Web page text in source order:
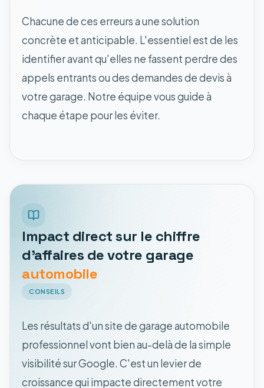
Chacune de ces erreurs a une solution
concrète et anticipable. L'essentiel est de les
identifier avant qu'elles ne fassent perdre des
appels entrants ou des demandes de devis à
votre garage. Notre équipe vous guide à
chaque étape pour les éviter.
Impact direct sur le chiffre
d'affaires de votre garage
automobile
CONSEILS
Les résultats d'un site de garage automobile
professionnel vont bien au-delà de la simple
visibilité sur Google. C'est un levier de
croissance qui impacte directement votre